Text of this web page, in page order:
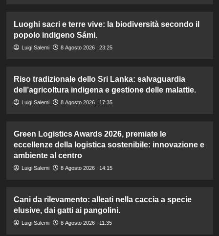
Luoghi sacri e terre vive: la biodiversità secondo il
popolo indigeno Sámi.
Luigi Salemi 8 Agosto 2026 : 23:25
Riso tradizionale dello Sri Lanka: salvaguardia
dell’agricoltura indigena e gestione delle malattie.
Luigi Salemi 8 Agosto 2026 : 17:35
Green Logistics Awards 2026, premiate le
eccellenze della logistica sostenibile: innovazione e
ambiente al centro
Luigi Salemi 8 Agosto 2026 : 14:15
Cani da rilevamento: alleati nella caccia a specie
elusive, dai gatti ai pangolini.
Luigi Salemi 8 Agosto 2026 : 11:35